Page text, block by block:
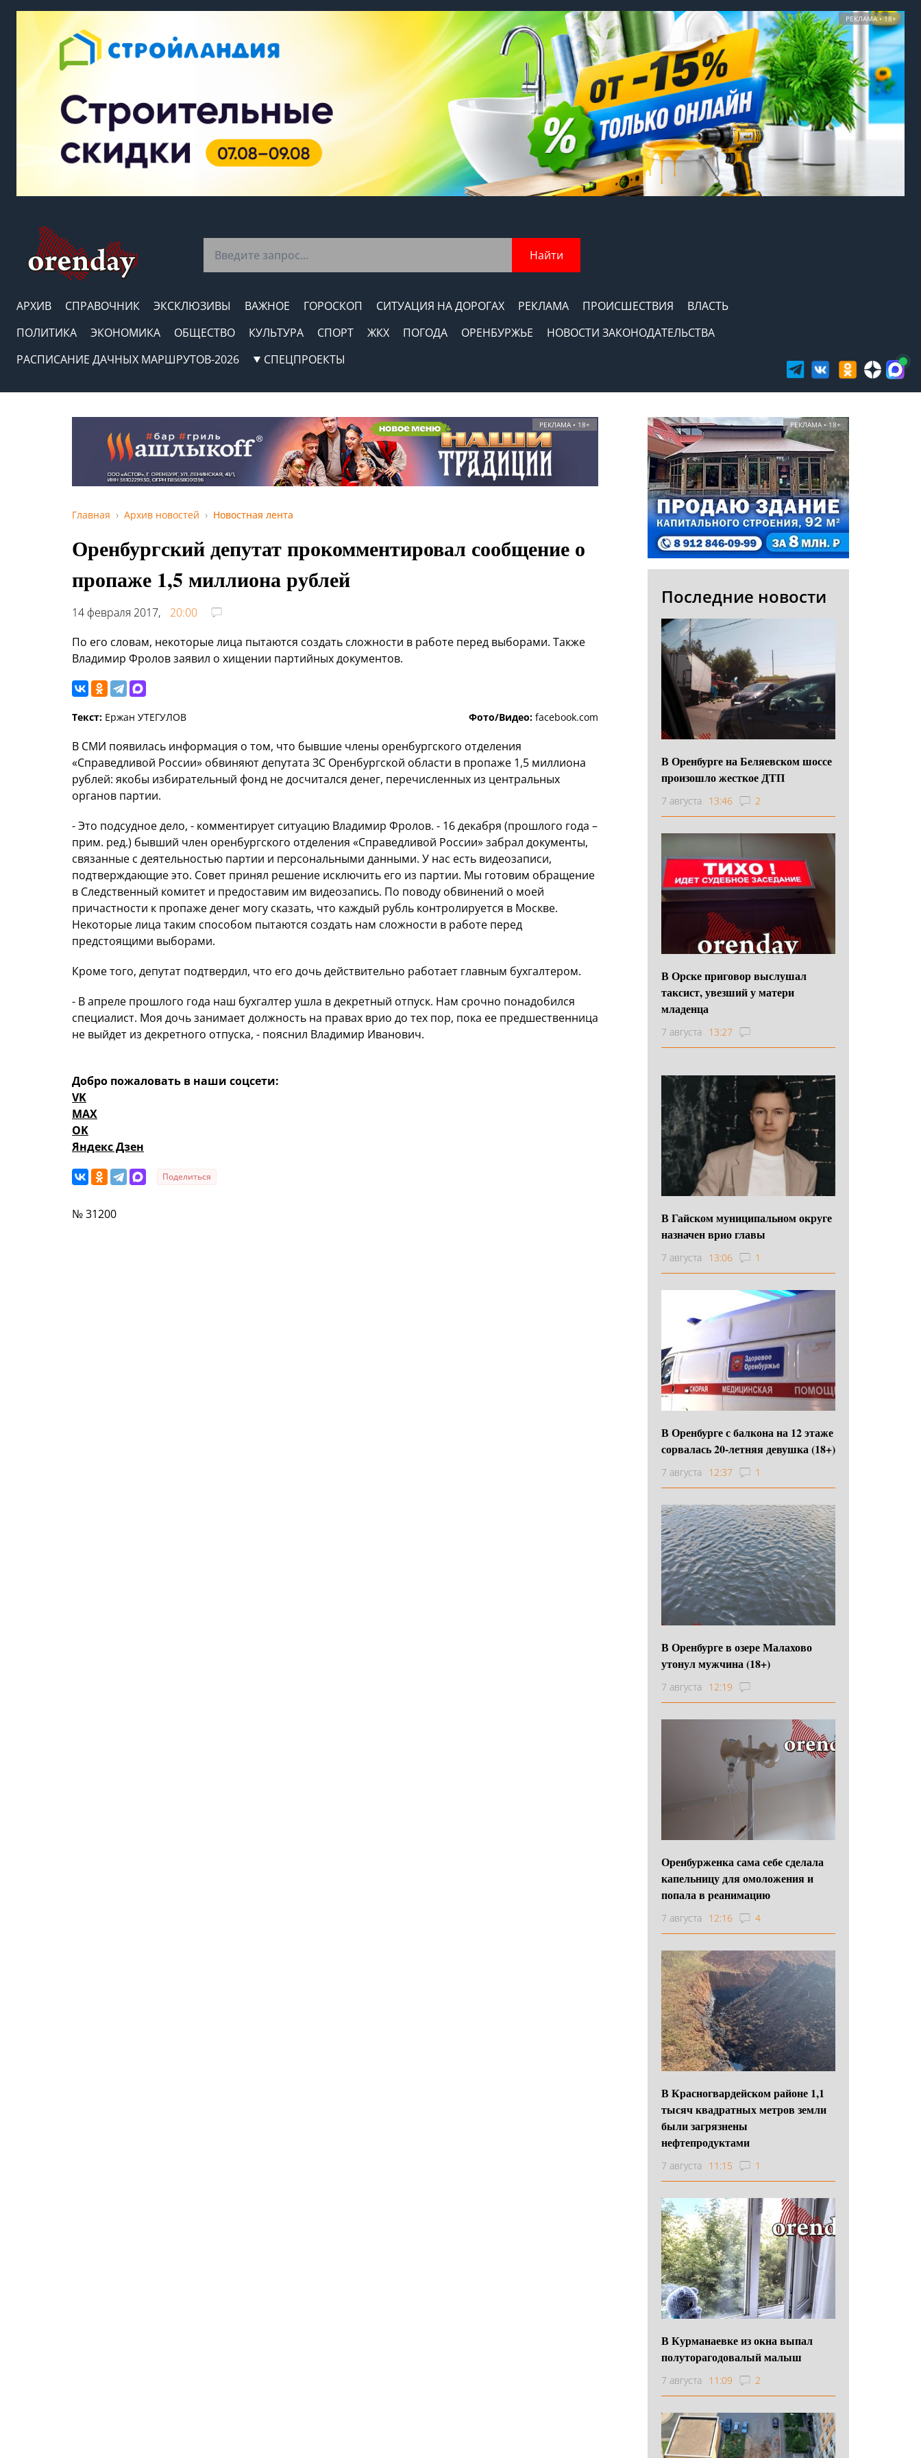
РЕКЛАМА • 18+
Найти
АРХИВ СПРАВОЧНИК ЭКСКЛЮЗИВЫ ВАЖНОЕ ГОРОСКОП СИТУАЦИЯ НА ДОРОГАХ РЕКЛАМА ПРОИСШЕСТВИЯ
ВЛАСТЬ
ПОЛИТИКА
ЭКОНОМИКА ОБЩЕСТВО КУЛЬТУРА СПОРТ ЖКХ ПОГОДА ОРЕНБУРЖЬЕ
НОВОСТИ ЗАКОНОДАТЕЛЬСТВА
РАСПИСАНИЕ ДАЧНЫХ МАРШРУТОВ-2026
СПЕЦПРОЕКТЫ
РЕКЛАМА • 18+
Главная Архив новостей Новостная лента
Оренбургский депутат прокомментировал сообщение о
пропаже 1,5 миллиона рублей
14 февраля 2017,
20:00
По его словам, некоторые лица пытаются создать сложности в работе перед выборами. Также
Владимир Фролов заявил о хищении партийных документов.
Текст: Ержан УТЕГУЛОВ Фото/Видео: facebook.com
В СМИ появилась информация о том, что бывшие члены оренбургского отделения
«Справедливой России» обвиняют депутата ЗС Оренбургской области в пропаже 1,5 миллиона
рублей: якобы избирательный фонд не досчитался денег, перечисленных из центральных
органов партии.
- Это подсудное дело, - комментирует ситуацию Владимир Фролов. - 16 декабря (прошлого года –
прим. ред.) бывший член оренбургского отделения «Справедливой России» забрал документы,
связанные с деятельностью партии и персональными данными. У нас есть видеозаписи,
подтверждающие это. Совет принял решение исключить его из партии. Мы готовим обращение
в Следственный комитет и предоставим им видеозапись. По поводу обвинений о моей
причастности к пропаже денег могу сказать, что каждый рубль контролируется в Москве.
Некоторые лица таким способом пытаются создать нам сложности в работе перед
предстоящими выборами.
Кроме того, депутат подтвердил, что его дочь действительно работает главным бухгалтером.
- В апреле прошлого года наш бухгалтер ушла в декретный отпуск. Нам срочно понадобился
специалист. Моя дочь занимает должность на правах врио до тех пор, пока ее предшественница
не выйдет из декретного отпуска, - пояснил Владимир Иванович.
Добро пожаловать в наши соцсети:
VK
MAX
OK
Яндекс Дзен
Поделиться
№ 31200
РЕКЛАМА • 18+
Последние новости
В Оренбурге на Беляевском шоссе
произошло жесткое ДТП
7 августа 13:46 2
В Орске приговор выслушал
таксист, увезший у матери
младенца
7 августа 13:27
В Гайском муниципальном округе
назначен врио главы
7 августа 13:06 1
В Оренбурге с балкона на 12 этаже
сорвалась 20-летняя девушка (18+)
7 августа 12:37 1
В Оренбурге в озере Малахово
утонул мужчина (18+)
7 августа 12:19
Оренбурженка сама себе сделала
капельницу для омоложения и
попала в реанимацию
7 августа 12:16 4
В Красногвардейском районе 1,1
тысяч квадратных метров земли
были загрязнены
нефтепродуктами
7 августа 11:15 1
В Курманаевке из окна выпал
полуторагодовалый малыш
7 августа 11:09 2